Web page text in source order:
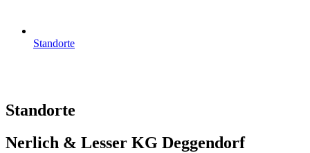
Standorte
Standorte
Nerlich & Lesser KG Deggendorf